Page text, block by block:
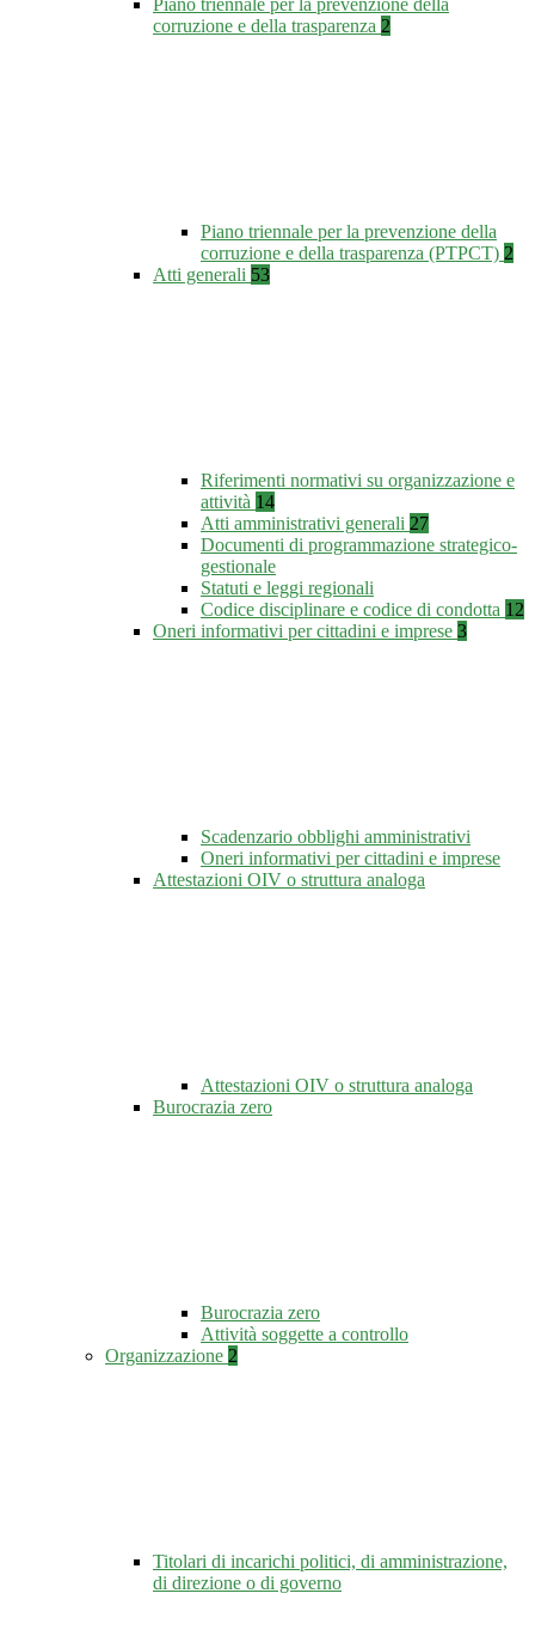
Piano triennale per la prevenzione della
corruzione e della trasparenza 2
Piano triennale per la prevenzione della
corruzione e della trasparenza (PTPCT) 2
Atti generali 53
Riferimenti normativi su organizzazione e
attività 14
Atti amministrativi generali 27
Documenti di programmazione strategico-
gestionale
Statuti e leggi regionali
Codice disciplinare e codice di condotta 12
Oneri informativi per cittadini e imprese 3
Scadenzario obblighi amministrativi
Oneri informativi per cittadini e imprese
Attestazioni OIV o struttura analoga
Attestazioni OIV o struttura analoga
Burocrazia zero
Burocrazia zero
Attività soggette a controllo
Organizzazione 2
Titolari di incarichi politici, di amministrazione,
di direzione o di governo